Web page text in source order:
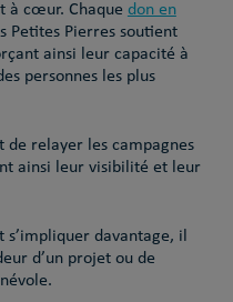
à cœur. Chaque don en
Petites Pierres soutient
ainsi leur capacité à
personnes les plus
relayer les campagnes
ainsi leur visibilité et leur
davantage, il
d’un projet ou de